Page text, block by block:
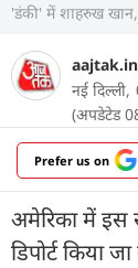
'डंकी' में शाहरुख
aajtak.in
नई दिल्ली,
(अपडेटेड
Prefer us on
अमेरिका में इस
डिपोर्ट किया